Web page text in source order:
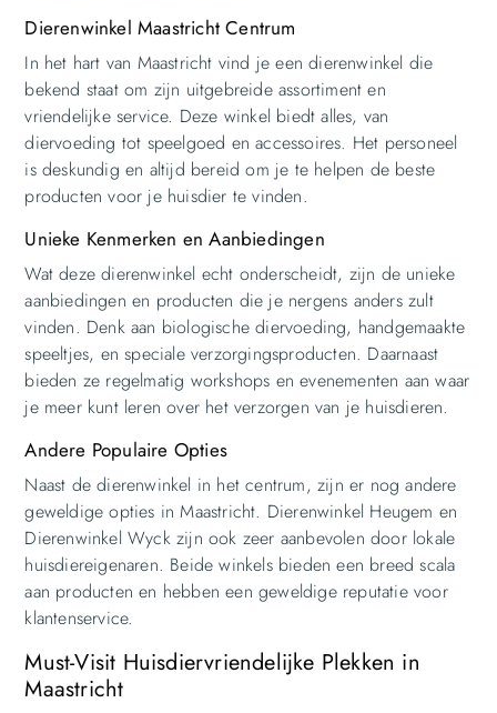
Dierenwinkel Maastricht Centrum
In het hart van Maastricht vind je een dierenwinkel die
bekend staat om zijn uitgebreide assortiment en
vriendelijke service. Deze winkel biedt alles, van
diervoeding tot speelgoed en accessoires. Het personeel
is deskundig en altijd bereid om je te helpen de beste
producten voor je huisdier te vinden.
Unieke Kenmerken en Aanbiedingen
Wat deze dierenwinkel echt onderscheidt, zijn de unieke
aanbiedingen en producten die je nergens anders zult
vinden. Denk aan biologische diervoeding, handgemaakte
speeltjes, en speciale verzorgingsproducten. Daarnaast
bieden ze regelmatig workshops en evenementen aan waar
je meer kunt leren over het verzorgen van je huisdieren.
Andere Populaire Opties
Naast de dierenwinkel in het centrum, zijn er nog andere
geweldige opties in Maastricht. Dierenwinkel Heugem en
Dierenwinkel Wyck zijn ook zeer aanbevolen door lokale
huisdiereigenaren. Beide winkels bieden een breed scala
aan producten en hebben een geweldige reputatie voor
klantenservice.
Must-Visit Huisdiervriendelijke Plekken in
Maastricht